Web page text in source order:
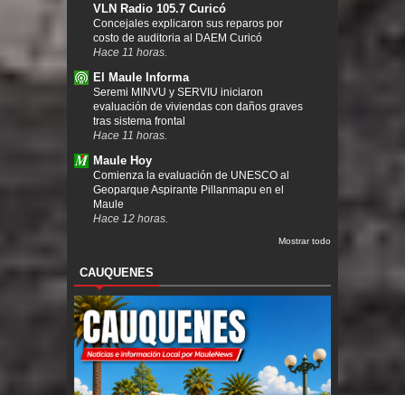
VLN Radio 105.7 Curicó
Concejales explicaron sus reparos por
costo de auditoria al DAEM Curicó
Hace 11 horas.
El Maule Informa
Seremi MINVU y SERVIU iniciaron
evaluación de viviendas con daños graves
tras sistema frontal
Hace 11 horas.
Maule Hoy
Comienza la evaluación de UNESCO al
Geoparque Aspirante Pillanmapu en el
Maule
Hace 12 horas.
Mostrar todo
CAUQUENES